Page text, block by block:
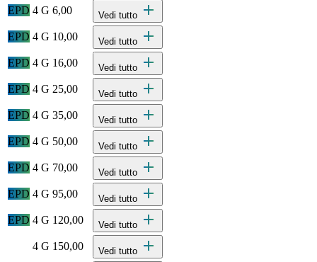
EPD 4 G 6,00 Vedi tutto add
EPD 4 G 10,00 Vedi tutto add
EPD 4 G 16,00 Vedi tutto add
EPD 4 G 25,00 Vedi tutto add
EPD 4 G 35,00 Vedi tutto add
EPD 4 G 50,00 Vedi tutto add
EPD 4 G 70,00 Vedi tutto add
EPD 4 G 95,00 Vedi tutto add
EPD 4 G 120,00 Vedi tutto add
4 G 150,00 Vedi tutto add